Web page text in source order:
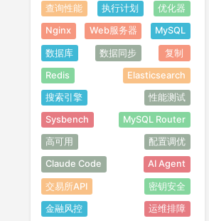
查询性能 执行计划 优化器
Nginx Web服务器 MySQL
数据库 数据同步 复制
Redis Elasticsearch
搜索引擎 性能测试
Sysbench MySQL Router
高可用 配置调优
Claude Code AI Agent
交易所API 密钥安全
金融风控 运维排障